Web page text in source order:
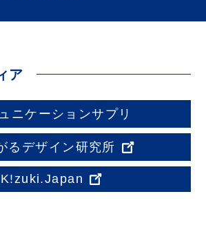
ア
ニケーションサプリ
るデザイン研究所
K!zuki.Japan